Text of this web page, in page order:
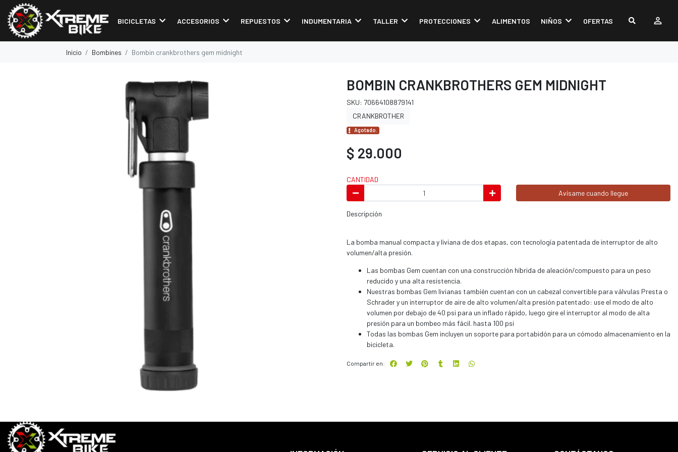
BICICLETAS ACCESORIOS REPUESTOS INDUMENTARIA TALLER PROTECCIONES ALIMENTOS NIÑOS OFERTAS
Inicio Bombines Bombin crankbrothers gem midnight
BOMBIN CRANKBROTHERS GEM MIDNIGHT
SKU: 70664108879141
CRANKBROTHER
Agotado.
$ 29.000
CANTIDAD
Avísame cuando llegue
Descripción
La bomba manual compacta y liviana de dos etapas, con tecnología patentada de interruptor de alto
volumen/alta presión.
Las bombas Gem cuentan con una construcción híbrida de aleación/compuesto para un peso
reducido y una alta resistencia.
Nuestras bombas Gem livianas también cuentan con un cabezal convertible para válvulas Presta o
Schrader y un interruptor de aire de alto volumen/alta presión patentado: use el modo de alto
volumen por debajo de 40 psi para un inflado rápido, luego gire el interruptor al modo de alta
presión para un bombeo más fácil. hasta 100 psi
Todas las bombas Gem incluyen un soporte para portabidón para un cómodo almacenamiento en la
bicicleta.
Compartir en: